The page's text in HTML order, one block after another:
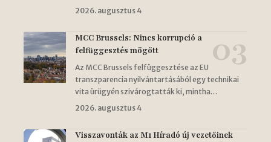
2026. augusztus 4
MCC Brussels: Nincs korrupció a
felfüggesztés mögött
Az MCC Brussels felfüggesztése az EU
transzparencia nyilvántartásából egy technikai
vita ürügyén szivárogtatták ki, mintha…
2026. augusztus 4
Visszavonták az M1 Híradó új vezetőinek